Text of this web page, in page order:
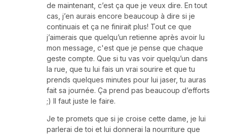
de maintenant, c’est ça que je veux dire. En tout
cas, j’en aurais encore beaucoup à dire si je
continuais et ça ne finirait plus! Tout ce que
j’aimerais que quelqu’un retienne après avoir lu
mon message, c'est que je pense que chaque
geste compte. Que si tu vas voir quelqu’un dans
la rue, que tu lui fais un vrai sourire et que tu
prends quelques minutes pour lui jaser, tu auras
fait sa journée. Ça prend pas beaucoup d’efforts
;) Il faut juste le faire.
Je te promets que si je croise cette dame, je lui
parlerai de toi et lui donnerai la nourriture que